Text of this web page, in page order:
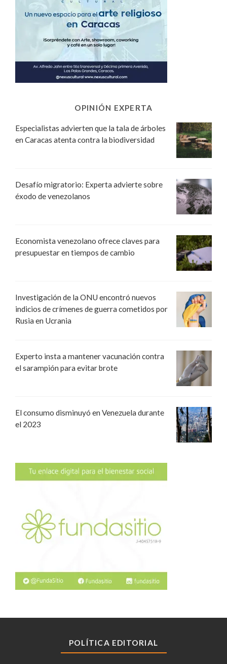
OPINIÓN EXPERTA
Especialistas advierten que la tala de árboles
en Caracas atenta contra la biodiversidad
Desafío migratorio: Experta advierte sobre
éxodo de venezolanos
Economista venezolano ofrece claves para
presupuestar en tiempos de cambio
Investigación de la ONU encontró nuevos
indicios de crímenes de guerra cometidos por
Rusia en Ucrania
Experto insta a mantener vacunación contra
el sarampión para evitar brote
El consumo disminuyó en Venezuela durante
el 2023
POLÍTICA EDITORIAL